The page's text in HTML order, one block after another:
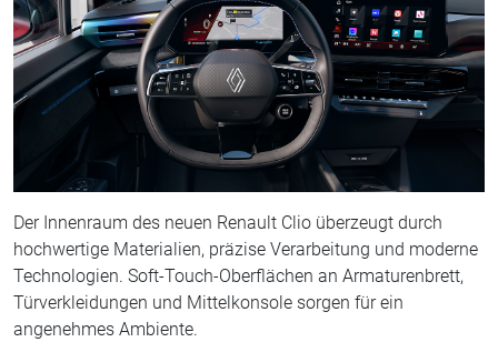
Der Innenraum des neuen Renault Clio überzeugt durch
hochwertige Materialien, präzise Verarbeitung und moderne
Technologien. Soft-Touch-Oberflächen an Armaturenbrett,
Türverkleidungen und Mittelkonsole sorgen für ein
angenehmes Ambiente.